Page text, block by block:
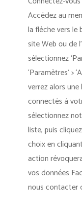
Accédez au
la flèche vers le
site Web ou de
sélectionnez
‘Paramètres’ >
verrez alors
connectés à
sélectionnez
liste, puis
choix en
action
vos données
nous contacter